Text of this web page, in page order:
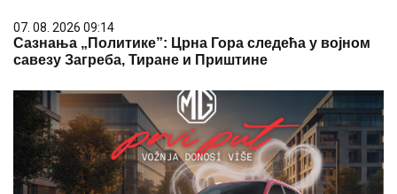
03. 08. 2026 13:23
Hibrid broj 1 koji osvaja Evropu, sada po specijalnoj
akcijskoj ceni od 19.990€ do 31.8.